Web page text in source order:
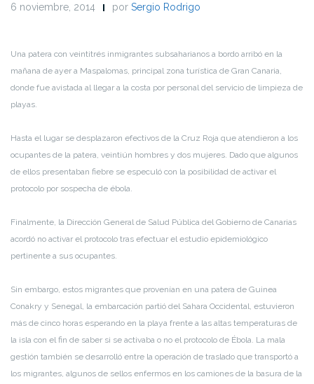
6 noviembre, 2014 por Sergio Rodrigo
Una patera con veintitrés inmigrantes subsaharianos a bordo arribó en la
mañana de ayer a Maspalomas, principal zona turística de Gran Canaria,
donde fue avistada al llegar a la costa por personal del servicio de limpieza de
playas.
Hasta el lugar se desplazaron efectivos de la Cruz Roja que atendieron a los
ocupantes de la patera, veintiún hombres y dos mujeres. Dado que algunos
de ellos presentaban fiebre se especuló con la posibilidad de activar el
protocolo por sospecha de ébola.
Finalmente, la Dirección General de Salud Pública del Gobierno de Canarias
acordó no activar el protocolo tras efectuar el estudio epidemiológico
pertinente a sus ocupantes.
Sin embargo, estos migrantes que provenían en una patera de Guinea
Conakry y Senegal, la embarcación partió del Sahara Occidental, estuvieron
más de cinco horas esperando en la playa frente a las altas temperaturas de
la isla con el fin de saber si se activaba o no el protocolo de Ébola. La mala
gestión también se desarrolló entre la operación de traslado que transportó a
los migrantes, algunos de sellos enfermos en los camiones de la basura de la